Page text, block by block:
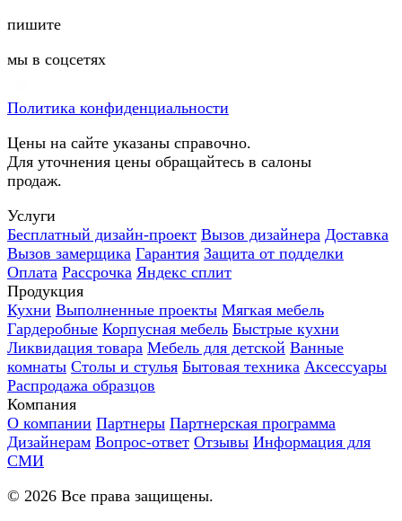
пишите
мы в соцсетях
Политика конфиденциальности
Цены на сайте указаны справочно.
Для уточнения цены обращайтесь в салоны
продаж.
Услуги
Бесплатный дизайн-проект Вызов дизайнера Доставка
Вызов замерщика Гарантия Защита от подделки
Оплата Рассрочка Яндекс сплит
Продукция
Кухни Выполненные проекты Мягкая мебель
Гардеробные Корпусная мебель Быстрые кухни
Ликвидация товара Мебель для детской Ванные
комнаты Столы и стулья Бытовая техника Аксессуары
Распродажа образцов
Компания
О компании Партнеры Партнерская программа
Дизайнерам Вопрос-ответ Отзывы Информация для
СМИ
© 2026 Все права защищены.